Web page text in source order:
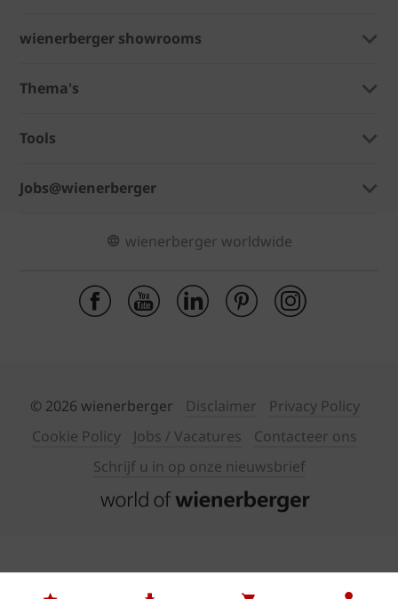
wienerberger showrooms
Thema's
Tools
Jobs@wienerberger
wienerberger worldwide
© 2026 wienerberger Disclaimer
Privacy Policy
Cookie Policy
Jobs / Vacatures
Contacteer ons
Schrijf u in op onze nieuwsbrief